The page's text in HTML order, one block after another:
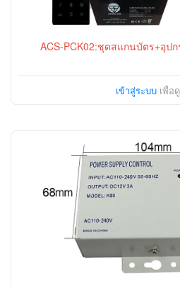
ACS-PCK02:ชุดสแกนบัตร+อุป
เข้าสู่ระบบเพื่อ